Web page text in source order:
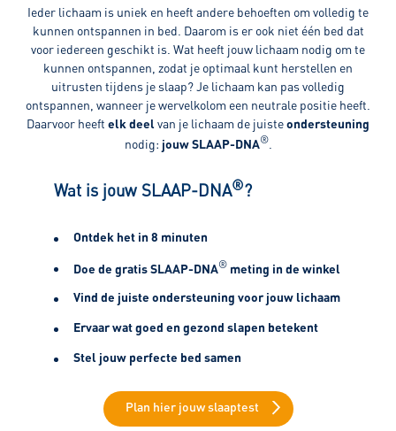
Ieder lichaam is uniek en heeft andere behoeften om volledig te
kunnen ontspannen in bed. Daarom is er ook niet één bed dat
voor iedereen geschikt is. Wat heeft jouw lichaam nodig om te
kunnen ontspannen, zodat je optimaal kunt herstellen en
uitrusten tijdens je slaap? Je lichaam kan pas volledig
ontspannen, wanneer je wervelkolom een neutrale positie heeft.
Daarvoor heeft elk deelvan je lichaam de juisteondersteuning
nodig: jouw SLAAP-DNA®.
Wat is jouw SLAAP-DNA®?
Ontdek het in 8 minuten
Doe de gratis SLAAP-DNA®meting in de winkel
Vind de juiste ondersteuning voor jouw lichaam
Ervaar wat goed en gezond slapen betekent
Stel jouw perfecte bed samen
Plan hier jouw slaaptest